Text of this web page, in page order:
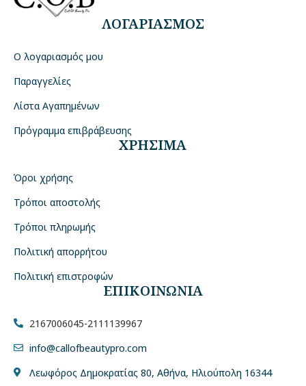
ΛΟΓΑΡΙΑΣΜΟΣ
Ο λογαριασμός μου
Παραγγελίες
Λίστα Αγαπημένων
Πρόγραμμα επιβράβευσης
ΧΡΗΣΙΜΑ
Όροι χρήσης
Τρόποι αποστολής
Τρόποι πληρωμής
Πολιτική απορρήτου
Πολιτική επιστροφών
ΕΠΙΚΟΙΝΩΝΙΑ
2167006045-2111139967
info@callofbeautypro.com
Λεωφόρος Δημοκρατίας 80, Αθήνα, Ηλιούπολη 16344